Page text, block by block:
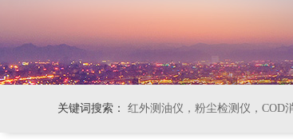
关键词搜索： 红外测油仪，粉尘检测仪，COD